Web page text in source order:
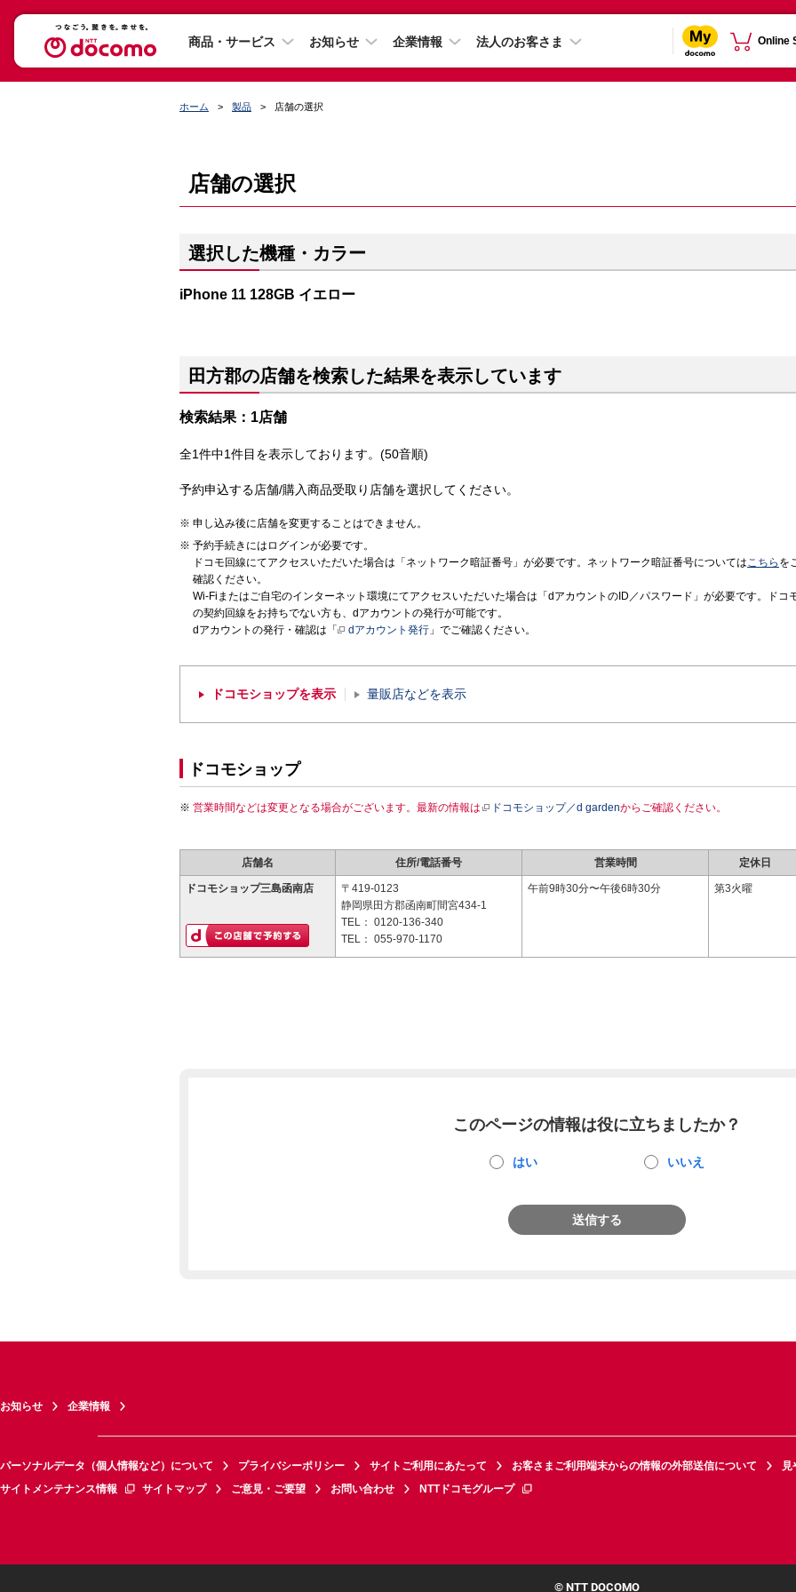
商品・サービス お知らせ 企業情報 法人のお客さま Online
ホーム 製品 店舗の選択
店舗の選択
選択した機種・カラー
iPhone 11 128GB イエロー
田方郡の店舗を検索した結果を表示しています
検索結果：1店舗
全1件中1件目を表示しております。(50音順)
予約申込する店舗/購入商品受取り店舗を選択してください。
申し込み後に店舗を変更することはできません。
予約手続きにはログインが必要です。
ドコモ回線にてアクセスいただいた場合は「ネットワーク暗証番号」が必要です。ネットワーク暗証番号についてはこちら を
確認ください。
Wi-Fiまたはご自宅のインターネット環境にてアクセスいただいた場合は「dアカウントのID／パスワード」が必要です。ドコ
の契約回線をお持ちでない方も、dアカウントの発行が可能です。
dアカウントの発行・確認は「
dアカウント発行 」でご確認ください。
ドコモショップを表示 量販店などを表示
ドコモショップ
営業時間などは変更となる場合がございます。最新の情報は ドコモショップ／d gardenからご確認ください。
店舗名 住所/電話番号 営業時間 定休日
ドコモショップ三島函南店
〒419-0123
静岡県田方郡函南町間宮434-1
TEL： 0120-136-340
TEL： 055-970-1170
午前9時30分〜午後6時30分 第3火曜
このページの情報は役に立ちましたか？
はい いいえ
送信する
お知らせ 企業情報
パーソナルデータ（個人情報など）について プライバシーポリシー サイトご利用にあたって お客さまご利用端末からの情報の外部送信について
見
サイトメンテナンス情報
サイトマップ ご意見・ご要望 お問い合わせ NTTドコモグループ
© NTT DOCOMO